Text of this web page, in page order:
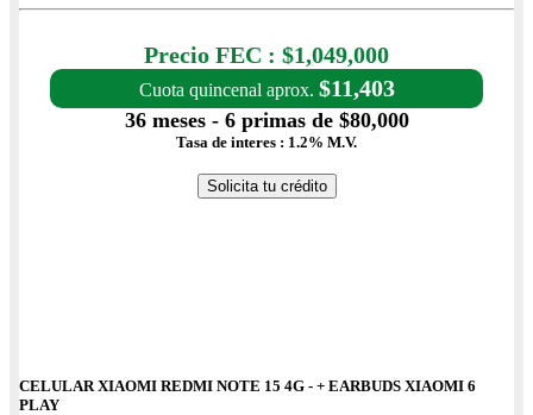
Precio FEC : $1,049,000
Cuota quincenal aprox. $11,403
36 meses - 6 primas de $80,000
Tasa de interes : 1.2% M.V.
Solicita tu crédito
CELULAR XIAOMI REDMI NOTE 15 4G - + EARBUDS XIAOMI 6
PLAY